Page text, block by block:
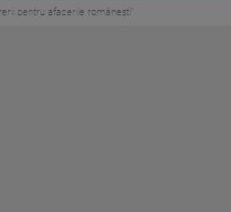
pentru afacerile românești”